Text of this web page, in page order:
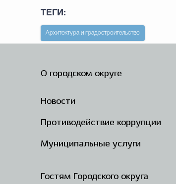
ТЕГИ:
Архитектура и градостроительство
О городском округе
Новости
Противодействие коррупции
Муниципальные услуги
Гостям Городского округа